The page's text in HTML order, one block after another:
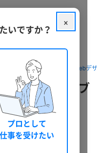
ージを探す デザイン・Webデザ
らおまかせ！ブ
す
をお手伝いします！
×
いですか？
プロとして
仕事を受けたい